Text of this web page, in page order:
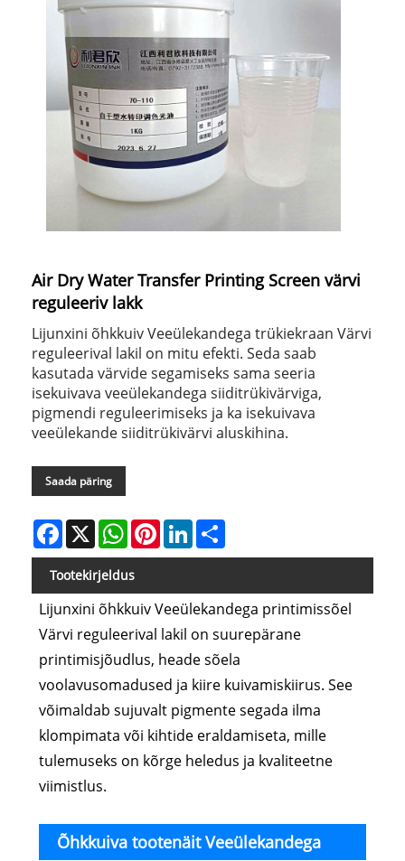
Air Dry Water Transfer Printing Screen värvi
reguleeriv lakk
Lijunxini õhkkuiv Veeülekandega trükiekraan Värvi
reguleerival lakil on mitu efekti. Seda saab
kasutada värvide segamiseks sama seeria
isekuivava veeülekandega siiditrükivärviga,
pigmendi reguleerimiseks ja ka isekuivava
veeülekande siiditrükivärvi aluskihina.
Saada päring
Facebook
X WhatsAppPinterestLinkedIn
Tootekirjeldus
Lijunxini õhkkuiv Veeülekandega printimissõel
Värvi reguleerival lakil on suurepärane
printimisjõudlus, heade sõela
voolavusomadused ja kiire kuivamiskiirus. See
võimaldab sujuvalt pigmente segada ilma
klompimata või kihtide eraldamiseta, mille
tulemuseks on kõrge heledus ja kvaliteetne
viimistlus.
Õhkkuiva tootenäit Veeülekandega